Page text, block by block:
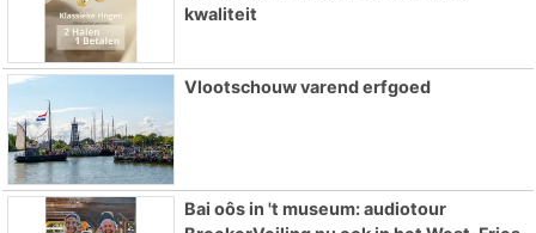
kwaliteit
Vlootschouw varend erfgoed
Bai oôs in 't museum: audiotour